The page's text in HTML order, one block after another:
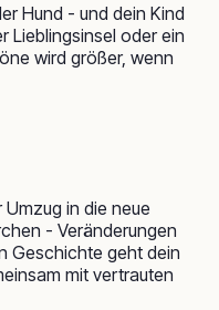
Hund - und dein Kind
Lieblingsinsel oder ein
wird größer, wenn
in die neue
- Veränderungen
Geschichte geht dein
mit vertrauten